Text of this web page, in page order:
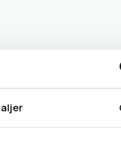
korrektur-
når feedbacken
i mailtråde,